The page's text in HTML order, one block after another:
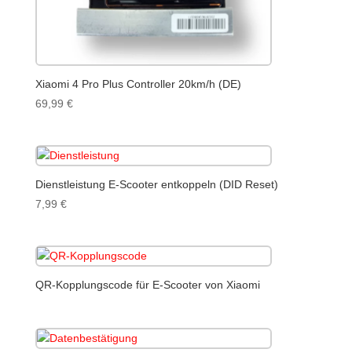
Xiaomi 4 Pro Plus Controller 20km/h (DE)
69,99 €
Dienstleistung E-Scooter entkoppeln (DID Reset)
7,99 €
QR-Kopplungscode für E-Scooter von Xiaomi